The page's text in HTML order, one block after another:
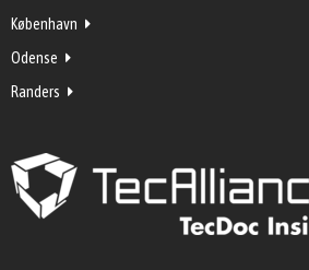
København
Odense
Randers